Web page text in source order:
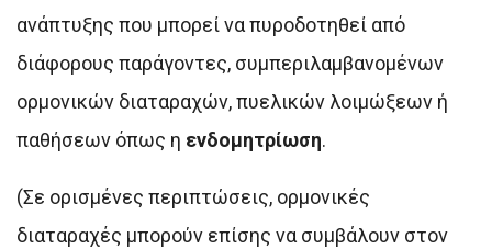
ανάπτυξης που μπορεί να πυροδοτηθεί από
διάφορους παράγοντες, συμπεριλαμβανομένων
ορμονικών διαταραχών, πυελικών λοιμώξεων ή
παθήσεων όπως η ενδομητρίωση.
(Σε ορισμένες περιπτώσεις, ορμονικές
διαταραχές μπορούν επίσης να συμβάλουν στον